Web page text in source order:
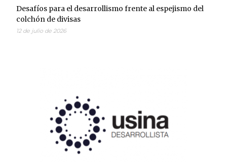
Desafíos para el desarrollismo frente al espejismo del
colchón de divisas
12 de julio de 2026